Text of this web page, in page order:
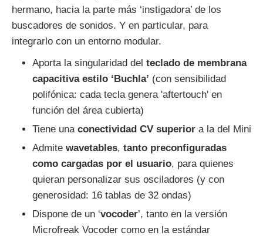
hermano, hacia la parte más ‘instigadora’ de los
buscadores de sonidos. Y en particular, para
integrarlo con un entorno modular.
Aporta la singularidad del teclado de membrana
capacitiva estilo ‘Buchla’ (con sensibilidad
polifónica: cada tecla genera 'aftertouch' en
función del área cubierta)
Tiene una conectividad CV superior a la del Mini
Admite wavetables, tanto preconfiguradas
como cargadas por el usuario, para quienes
quieran personalizar sus osciladores (y con
generosidad: 16 tablas de 32 ondas)
Dispone de un ‘vocoder’, tanto en la versión
Microfreak Vocoder como en la estándar